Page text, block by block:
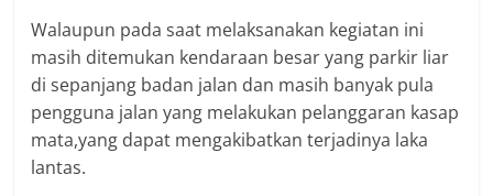
Walaupun pada saat melaksanakan kegiatan ini
masih ditemukan kendaraan besar yang parkir liar
di sepanjang badan jalan dan masih banyak pula
pengguna jalan yang melakukan pelanggaran kasap
mata,yang dapat mengakibatkan terjadinya laka
lantas.